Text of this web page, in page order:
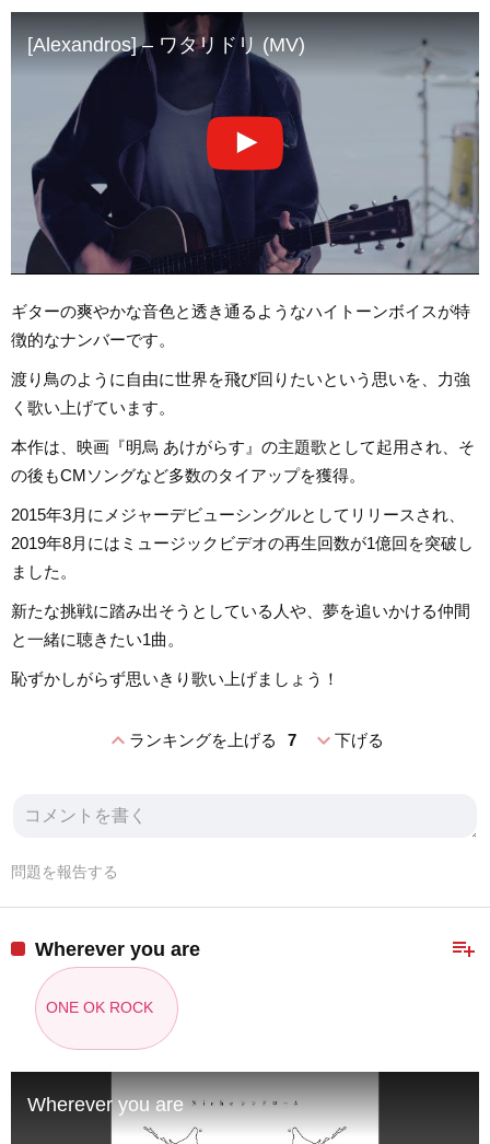
[Alexandros] – ワタリドリ (MV)
ギターの爽やかな音色と透き通るようなハイトーンボイスが特
徴的なナンバーです。
渡り鳥のように自由に世界を飛び回りたいという思いを、力強
く歌い上げています。
本作は、映画『明烏 あけがらす』の主題歌として起用され、そ
の後もCMソングなど多数のタイアップを獲得。
2015年3月にメジャーデビューシングルとしてリリースされ、
2019年8月にはミュージックビデオの再生回数が1億回を突破し
ました。
新たな挑戦に踏み出そうとしている人や、夢を追いかける仲間
と一緒に聴きたい1曲。
恥ずかしがらず思いきり歌い上げましょう！
expand_lessランキングを上げる 7 expand_more下げる
問題を報告する
playlist_add
Wherever you are
ONE OK ROCK
Wherever you are